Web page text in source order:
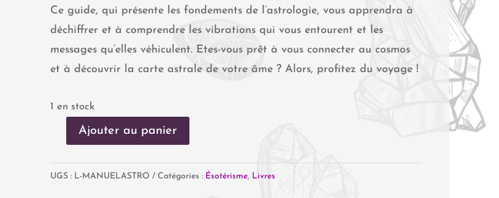
Ce guide, qui présente les fondements de l’astrologie, vous apprendra à
déchiffrer et à comprendre les vibrations qui vous entourent et les
messages qu’elles véhiculent. Etes-vous prêt à vous connecter au cosmos
et à découvrir la carte astrale de votre âme ? Alors, profitez du voyage !
1 en stock
quantité
Le
Ajouter au panier
UGS : L-MANUELASTRO Catégories : Ésotérisme, Livres